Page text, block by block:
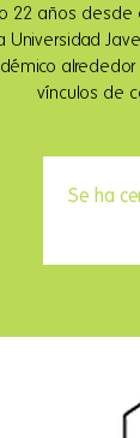
22 años desde
Universidad
vínculos de
Se ha